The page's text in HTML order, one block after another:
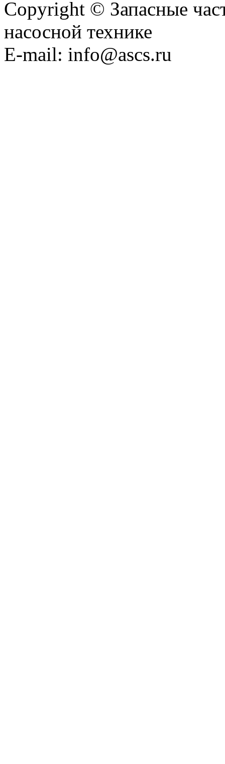
Copyright © Запасные
насосной технике
E-mail: info@ascs.ru